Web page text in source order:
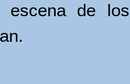
escena de los